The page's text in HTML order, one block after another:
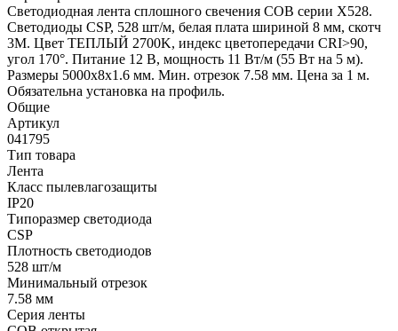
Светодиодная лента сплошного свечения COB серии X528.
Светодиоды CSP, 528 шт/м, белая плата шириной 8 мм, скотч
3M. Цвет ТЕПЛЫЙ 2700K, индекс цветопередачи CRI>90,
угол 170°. Питание 12 В, мощность 11 Вт/м (55 Вт на 5 м).
Размеры 5000х8х1.6 мм. Мин. отрезок 7.58 мм. Цена за 1 м.
Обязательна установка на профиль.
Общие
Артикул
041795
Тип товара
Лента
Класс пылевлагозащиты
IP20
Типоразмер светодиода
CSP
Плотность светодиодов
528 шт/м
Минимальный отрезок
7.58 мм
Серия ленты